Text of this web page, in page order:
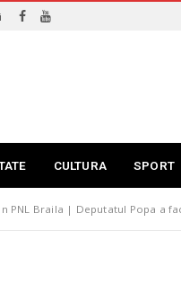
CULTURA SPORT
PNL Braila | Deputatul Popa a